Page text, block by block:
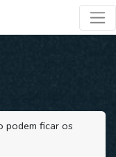
podem ficar os